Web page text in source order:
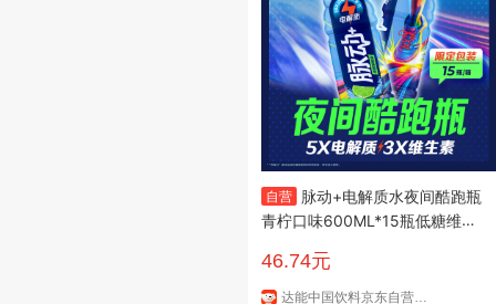
自营
脉动+电解质水夜间酷跑瓶
青柠口味600ML*15瓶低糖维C
46.74元
达能中国饮料京东自营旗舰店